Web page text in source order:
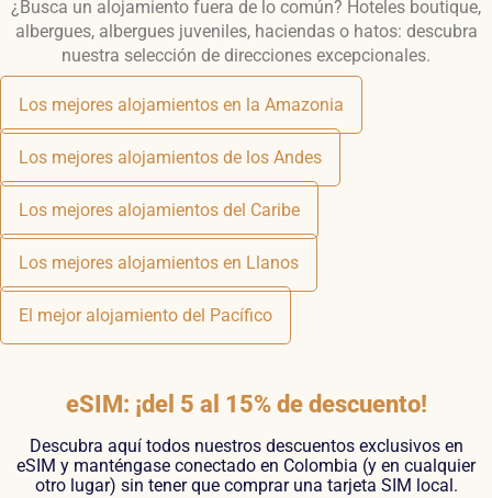
¿Busca un alojamiento fuera de lo común? Hoteles boutique,
albergues, albergues juveniles, haciendas o hatos: descubra
nuestra selección de direcciones excepcionales.
Los mejores alojamientos en la Amazonia
Los mejores alojamientos de los Andes
Los mejores alojamientos del Caribe
Los mejores alojamientos en Llanos
El mejor alojamiento del Pacífico
eSIM: ¡del 5 al 15% de descuento!
Descubra aquí todos nuestros descuentos exclusivos en
eSIM y manténgase conectado en Colombia (y en cualquier
otro lugar) sin tener que comprar una tarjeta SIM local.